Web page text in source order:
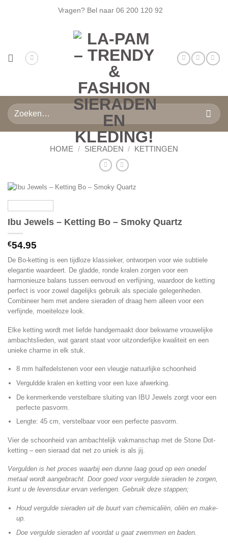
Vragen? Bel naar 06 200 120 92
Zoeken
naar:
HOME / SIERADEN / KETTINGEN
Ibu Jewels – Ketting Bo – Smoky Quartz
€54.95
De Bo-ketting is een tijdloze klassieker, ontworpen voor wie subtiele
elegantie waardeert. De gladde, ronde kralen zorgen voor een
harmonieuze balans tussen eenvoud en verfijning, waardoor de ketting
perfect is voor zowel dagelijks gebruik als speciale gelegenheden.
Combineer hem met andere sieraden of draag hem alleen voor een
verfijnde, moeiteloze look.
Elke ketting wordt met liefde handgemaakt door bekwame vrouwelijke
ambachtslieden, wat garant staat voor uitzonderlijke kwaliteit en een
unieke charme in elk stuk.
8 mm halfedelstenen voor een vleugje natuurlijke schoonheid
Verguldde kralen en ketting voor een luxe afwerking.
De kenmerkende verstelbare sluiting van IBU Jewels zorgt voor een
perfecte pasvorm.
Lengte: 45 cm, verstelbaar voor een perfecte pasvorm.
Vier de schoonheid van ambachtelijk vakmanschap met de Stone Dot-
ketting – een sieraad dat net zo uniek is als jij.
Vergulden is het proces waarbij een dunne laag goud op een onedel
metaal wordt aangebracht. Door goed voor vergulde sieraden te zorgen,
kunt u de levensduur ervan verlengen. Gebruik deze stappen;
Houd vergulde sieraden uit de buurt van chemicaliën, oliën en make-
up.
Doe vergulde sieraden af ​​voordat u gaat zwemmen en baden.